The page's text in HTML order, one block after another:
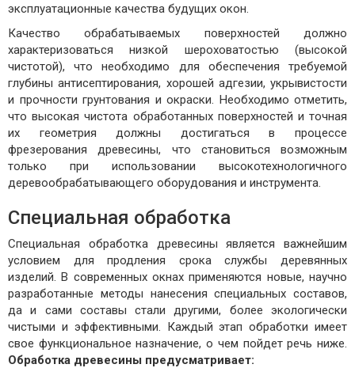
эксплуатационные качества будущих окон.
Качество обрабатываемых поверхностей должно
характеризоваться низкой шероховатостью (высокой
чистотой), что необходимо для обеспечения требуемой
глубины антисептирования, хорошей адгезии, укрывистости
и прочности грунтования и окраски. Необходимо отметить,
что высокая чистота обработанных поверхностей и точная
их геометрия должны достигаться в процессе
фрезерования древесины, что становиться возможным
только при использовании высокотехнологичного
деревообрабатывающего оборудования и инструмента.
Специальная обработка
Специальная обработка древесины является важнейшим
условием для продления срока службы деревянных
изделий. В современных окнах применяются новые, научно
разработанные методы нанесения специальных составов,
да и сами составы стали другими, более экологически
чистыми и эффективными. Каждый этап обработки имеет
свое функциональное назначение, о чем пойдет речь ниже.
Обработка древесины предусматривает: